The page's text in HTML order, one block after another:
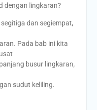
dengan lingkaran?
dan segiempat,
Pada bab ini kita
busur lingkaran,
sudut keliling.